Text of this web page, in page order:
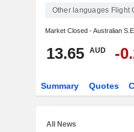
Other languages Flight
Market Closed -Australian S.E.
13.65 AUD -
Summary Quotes
All News